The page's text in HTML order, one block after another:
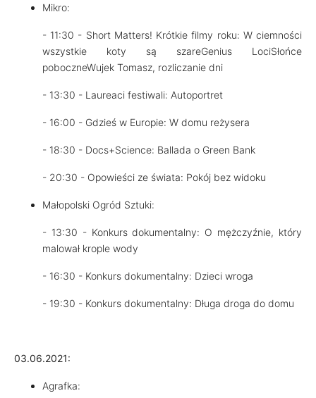
Mikro:
- 11:30 - Short Matters! Krótkie filmy roku: W ciemności
wszystkie koty są szareGenius LociSłońce
poboczneWujek Tomasz, rozliczanie dni
- 13:30 - Laureaci festiwali: Autoportret
- 16:00 - Gdzieś w Europie: W domu reżysera
- 18:30 - Docs+Science: Ballada o Green Bank
- 20:30 - Opowieści ze świata: Pokój bez widoku
Małopolski Ogród Sztuki:
- 13:30 - Konkurs dokumentalny: O mężczyźnie, który
malował krople wody
- 16:30 - Konkurs dokumentalny: Dzieci wroga
- 19:30 - Konkurs dokumentalny: Długa droga do domu
03.06.2021:
Agrafka: